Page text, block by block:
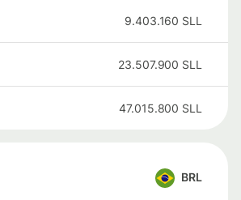
9.403.160 SLL
23.507.900 SLL
47.015.800 SLL
BRL